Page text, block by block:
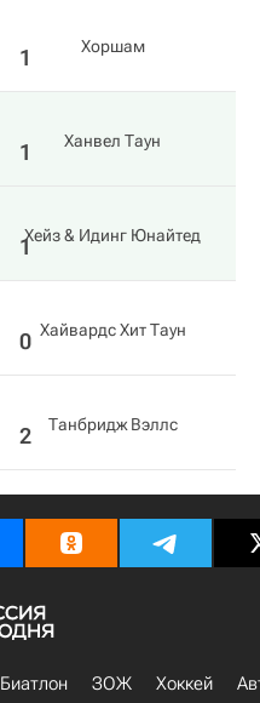
1 Хоршам
1 Ханвел Таун
1Хейз & Идинг Юнайтед
0 Хайвардс Хит Таун
2 Танбридж Вэллс
Биатлон ЗОЖ Хоккей